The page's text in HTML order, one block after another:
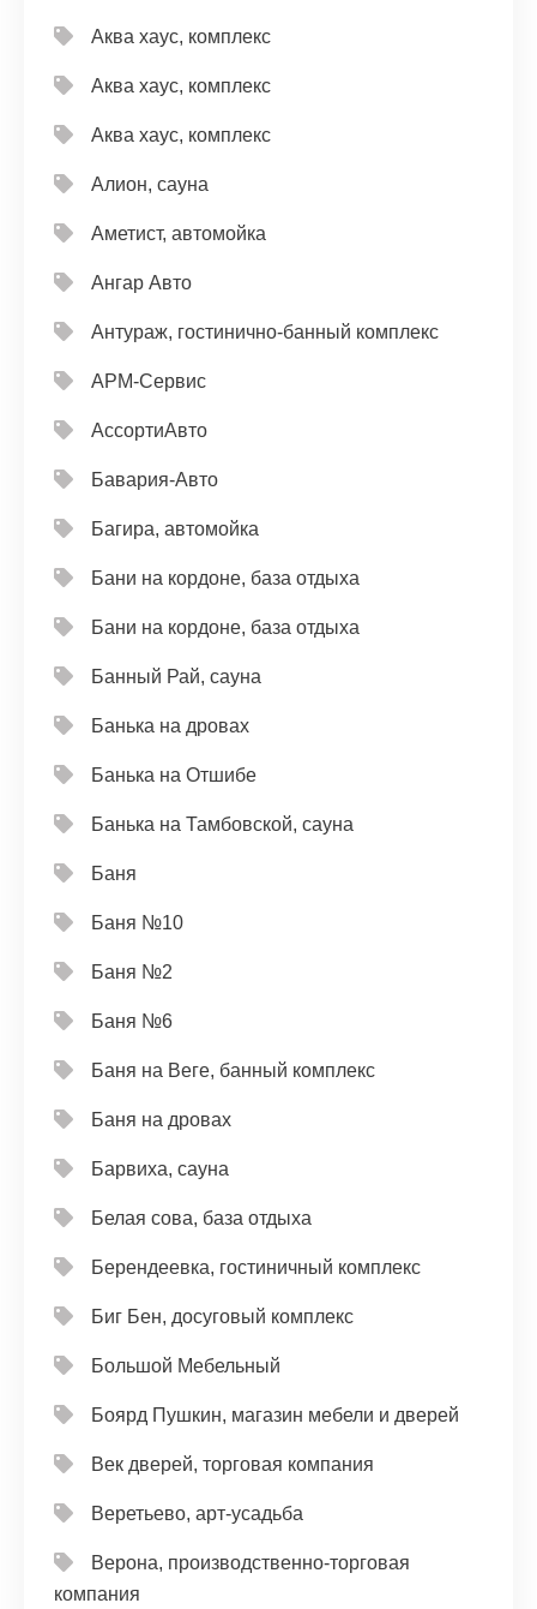
Аква хаус, комплекс
Аква хаус, комплекс
Аква хаус, комплекс
Алион, сауна
Аметист, автомойка
Ангар Авто
Антураж, гостинично-банный комплекс
АРМ-Сервис
АссортиАвто
Бавария-Авто
Багира, автомойка
Бани на кордоне, база отдыха
Бани на кордоне, база отдыха
Банный Рай, сауна
Банька на дровах
Банька на Отшибе
Банька на Тамбовской, сауна
Баня
Баня №10
Баня №2
Баня №6
Баня на Веге, банный комплекс
Баня на дровах
Барвиха, сауна
Белая сова, база отдыха
Берендеевка, гостиничный комплекс
Биг Бен, досуговый комплекс
Большой Мебельный
Боярд Пушкин, магазин мебели и дверей
Век дверей, торговая компания
Веретьево, арт-усадьба
Верона, производственно-торговая
компания